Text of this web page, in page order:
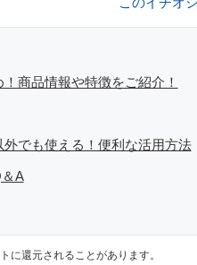
商品情報や特徴をご紹介！
でも使える！便利な活用方法
A
還元されることがあります。